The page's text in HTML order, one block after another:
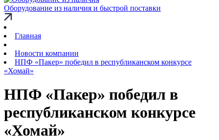
Оборудование из наличия и быстрой поставки
Главная
Новости компании
НПФ «Пакер» победил в республиканском конкурсе
«Хомай»
НПФ «Пакер» победил в
республиканском конкурсе
«Хомай»